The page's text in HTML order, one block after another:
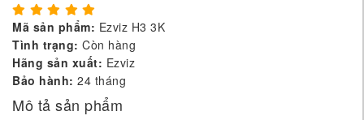
Mã sản phẩm: Ezviz H3 3K
Tình trạng: Còn hàng
Hãng sản xuất: Ezviz
Bảo hành: 24 tháng
Mô tả sản phẩm